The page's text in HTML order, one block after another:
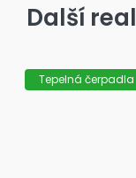
Další
Tepelná čerpadla